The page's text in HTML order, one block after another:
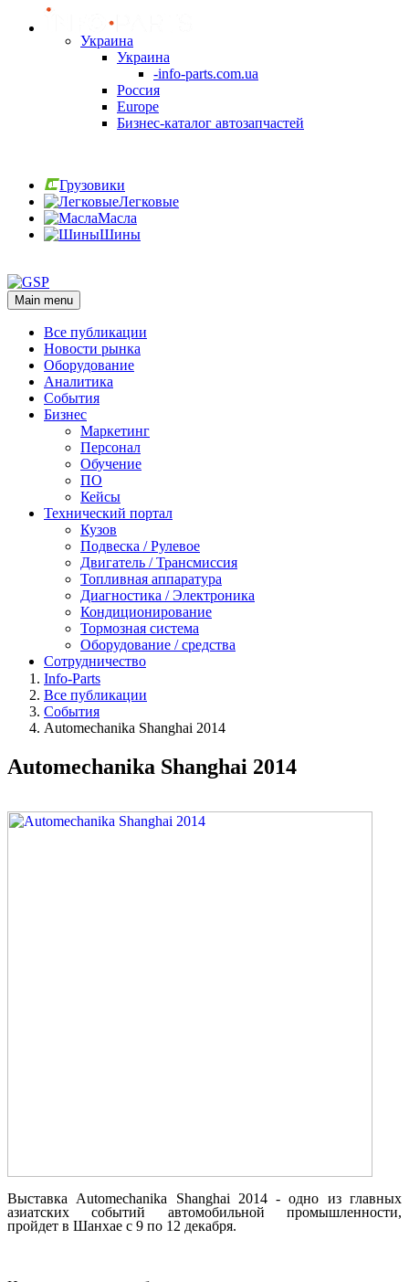
Украина
Украина
-info-parts.com.ua
Россия
Europe
Бизнес-каталог автозапчастей
Грузовики
Легковые
Масла
Шины
Main menu
Все публикации
Новости рынка
Оборудование
Аналитика
События
Бизнес
Маркетинг
Персонал
Обучение
ПО
Кейсы
Технический портал
Кузов
Подвеска / Рулевое
Двигатель / Трансмиссия
Топливная аппаратура
Диагностика / Электроника
Кондиционирование
Тормозная система
Оборудование / средства
Сотрудничество
Info-Parts
Все публикации
События
Automechanika Shanghai 2014
Automechanika Shanghai 2014
Выставка Automechanika Shanghai 2014 -одно из главных
азиатских событий автомобильной промышленности,
пройдет в Шанхае с 9 по 12 декабря.